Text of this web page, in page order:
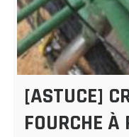
[ASTUCE]
FOURCHE